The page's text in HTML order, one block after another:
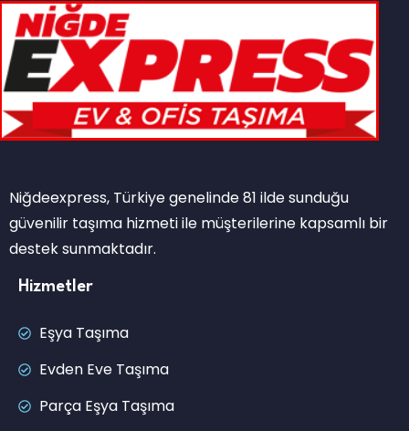
Niğdeexpress, Türkiye genelinde 81 ilde sunduğu
güvenilir taşıma hizmeti ile müşterilerine kapsamlı bir
destek sunmaktadır.
Hizmetler
Eşya Taşıma
Evden Eve Taşıma
Parça Eşya Taşıma